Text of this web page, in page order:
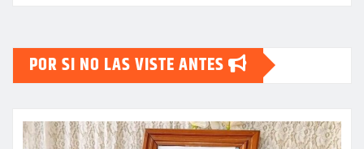
POR SI NO LAS VISTE ANTES